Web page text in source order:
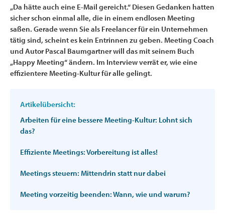
„Da hätte auch eine E-Mail gereicht.“ Diesen Gedanken hatten
sicher schon einmal alle, die in einem endlosen Meeting
saßen. Gerade wenn Sie als Freelancer für ein Unternehmen
tätig sind, scheint es kein Entrinnen zu geben. Meeting Coach
und Autor Pascal Baumgartner will das mit seinem Buch
„Happy Meeting“ ändern. Im Interview verrät er, wie eine
effizientere Meeting-Kultur für alle gelingt.
Artikelübersicht:
Arbeiten für eine bessere Meeting-Kultur: Lohnt sich
das?
Effiziente Meetings: Vorbereitung ist alles!
Meetings steuern: Mittendrin statt nur dabei
Meeting vorzeitig beenden: Wann, wie und warum?